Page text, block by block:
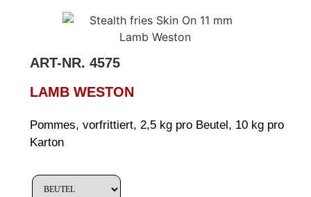
ART-NR. 4575
LAMB WESTON
Pommes, vorfrittiert, 2,5 kg pro Beutel, 10 kg pro
Karton